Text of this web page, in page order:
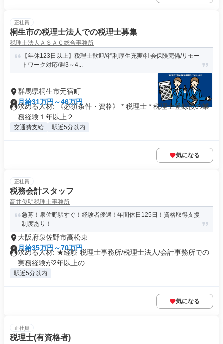
正社員
桐生市の税理士法人での税理士募集
税理士法人ＡＳＡＣ総合事務所
【年休123日以上】税理士歓迎//福利厚生充実/社会保険完備/リモー
トワーク対応/週3～4...
群馬県桐生市元宿町
月給31万円～46万円
求める人材: 《必須条件・資格》 * 税理士 * 税理士登録後の業
務経験１年以上２...
交通費支給 駅近5分以内
気になる
正社員
税務会計スタッフ
高井俊明税理士事務所
急募！泉佐野駅すぐ！経験者優遇！年間休日125日！資格取得支援
制度あり！
大阪府泉佐野市高松東
月給35万円～70万円
求める人材: ★経験 税理士事務所/税理士法人/会計事務所での
実務経験が2年以上の...
駅近5分以内
気になる
正社員
税理士(有資格者)